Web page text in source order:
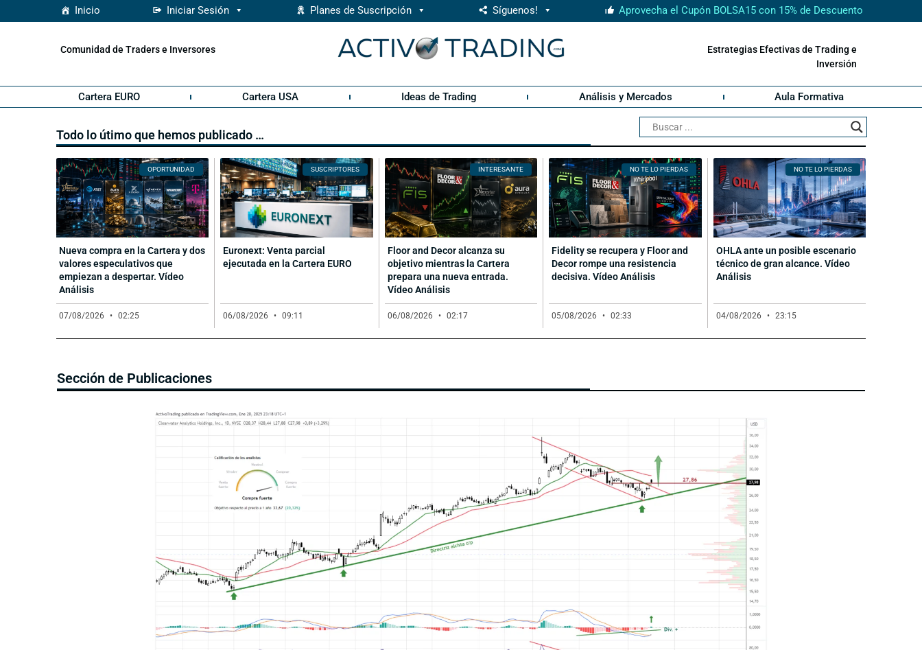
Inicio Iniciar Sesión Planes de Suscripción Síguenos! Aprovecha el Cupón BOLSA15 con 15% de Descuento
Comunidad de Traders e Inversores
Estrategias Efectivas de Trading e
Inversión
Cartera EURO Cartera USA Ideas de Trading Análisis y Mercados Aula Formativa
Todo lo útimo que hemos publicado …
OPORTUNIDAD
Nueva compra en la Cartera y dos
valores especulativos que
empiezan a despertar. Vídeo
Análisis
07/08/2026 02:25
SUSCRIPTORES
Euronext: Venta parcial
ejecutada en la Cartera EURO
06/08/2026 09:11
INTERESANTE
Floor and Decor alcanza su
objetivo mientras la Cartera
prepara una nueva entrada.
Vídeo Análisis
06/08/2026 02:17
NO TE LO PIERDAS
Fidelity se recupera y Floor and
Decor rompe una resistencia
decisiva. Vídeo Análisis
05/08/2026 02:33
NO TE LO PIERDAS
OHLA ante un posible escenario
técnico de gran alcance. Vídeo
Análisis
04/08/2026 23:15
Sección de Publicaciones